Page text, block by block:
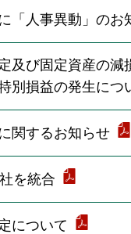
「人事異動」のお
及び固定資産の減
別損益の発生につ
関するお知らせ
を統合
について